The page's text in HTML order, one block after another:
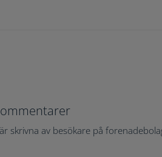
skrivna av besökare på